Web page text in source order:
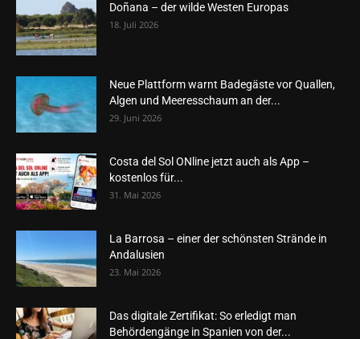
Doñana – der wilde Westen Europas
18. Juli 2026
Neue Plattform warnt Badegäste vor Quallen,
Algen und Meeresschaum an der...
29. Juni 2026
Costa del Sol ONline jetzt auch als App –
kostenlos für...
31. Mai 2026
La Barrosa – einer der schönsten Strände in
Andalusien
23. Mai 2026
Das digitale Zertifikat: So erledigt man
Behördengänge in Spanien von der...